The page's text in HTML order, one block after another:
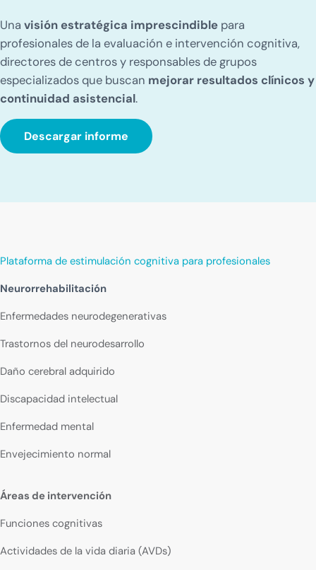
Unavisión estratégica imprescindible para
profesionales de la evaluación e intervención cognitiva,
directores de centros y responsables de grupos
especializados que buscan mejorar resultados clínicos y
continuidad asistencial.
Descargar informe
Plataforma de estimulación cognitiva para profesionales
Neurorrehabilitación
Enfermedades neurodegenerativas
Trastornos del neurodesarrollo
Daño cerebral adquirido
Discapacidad intelectual
Enfermedad mental
Envejecimiento normal
Áreas de intervención
Funciones cognitivas
Actividades de la vida diaria (AVDs)